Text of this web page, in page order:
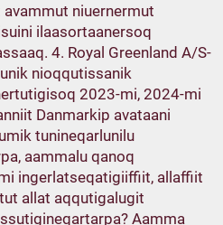
niuernermut
ilaasortaanersoq
4. Royal Greenland A/S-
nioqqutissanik
2023-mi, 2024-mi
Danmarkip avataani
tunineqarlunilu
aammalu qanoq
ingerlatseqatigiiffiit, allaffiit
allat aqqutigalugit
Aamma